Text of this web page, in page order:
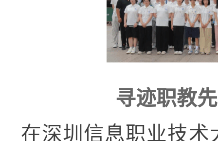
寻迹职教
在深圳信息职业技